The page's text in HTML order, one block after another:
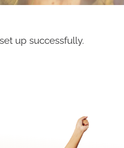
up successfully.